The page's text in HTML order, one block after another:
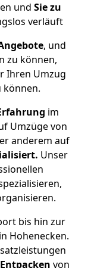
und Sie zu
verläuft
, und
zu können,
Ihren Umzug
können.
im
Umzüge von
anderem auf
Unser
bis hin zur
Hohenecken.
Entpacken von